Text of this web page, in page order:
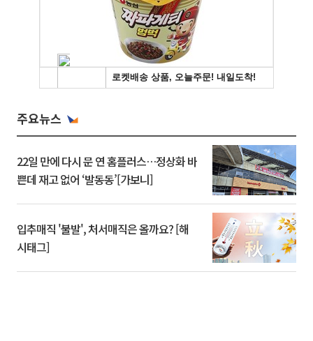
주요뉴스
22일 만에 다시 문 연 홈플러스…정상화 바
쁜데 재고 없어 ‘발동동’[가보니]
입추매직 '불발', 처서매직은 올까요? [해
시태그]